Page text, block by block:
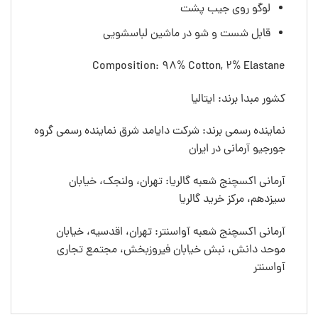
لوگو روی جیب پشت
قابل شست و شو در ماشین لباسشویی
Composition: 98% Cotton, 2% Elastane
کشور مبدا برند: ایتالیا
نماینده رسمی برند: شرکت دایامد شرق نماینده رسمی گروه
جورجیو آرمانی در ایران
آرمانی اکسچنج شعبه گالریا: تهران، ولنجک، خیابان
سیزدهم، مرکز خرید گالریا
آرمانی اکسچنج شعبه آواسنتر: تهران، اقدسیه، خیابان
موحد دانش، نبش خیابان فیروزبخش، مجتمع تجاری
آواسنتر